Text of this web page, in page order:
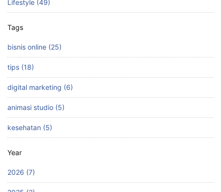
Lifestyle (49)
Tags
bisnis online (25)
tips (18)
digital marketing (6)
animasi studio (5)
kesehatan (5)
Year
2026 (7)